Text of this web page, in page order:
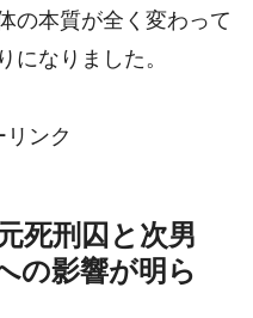
の本質が全く変わって
になりました。
リンク
死刑囚と次男
の影響が明ら